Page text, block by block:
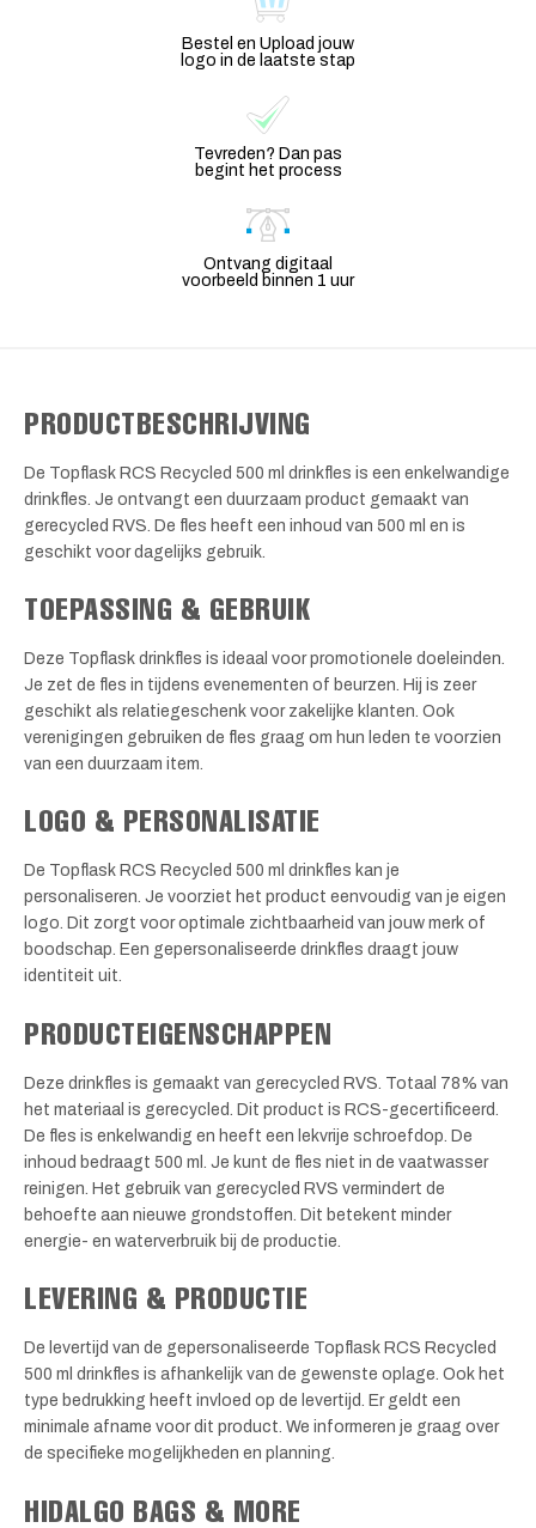
Bestel en Upload jouw
logo in de laatste stap
Tevreden? Dan pas
begint het process
Ontvang digitaal
voorbeeld binnen 1 uur
PRODUCTBESCHRIJVING
De Topflask RCS Recycled 500 ml drinkfles is een enkelwandige
drinkfles. Je ontvangt een duurzaam product gemaakt van
gerecycled RVS. De fles heeft een inhoud van 500 ml en is
geschikt voor dagelijks gebruik.
TOEPASSING & GEBRUIK
Deze Topflask drinkfles is ideaal voor promotionele doeleinden.
Je zet de fles in tijdens evenementen of beurzen. Hij is zeer
geschikt als relatiegeschenk voor zakelijke klanten. Ook
verenigingen gebruiken de fles graag om hun leden te voorzien
van een duurzaam item.
LOGO & PERSONALISATIE
De Topflask RCS Recycled 500 ml drinkfles kan je
personaliseren. Je voorziet het product eenvoudig van je eigen
logo. Dit zorgt voor optimale zichtbaarheid van jouw merk of
boodschap. Een gepersonaliseerde drinkfles draagt jouw
identiteit uit.
PRODUCTEIGENSCHAPPEN
Deze drinkfles is gemaakt van gerecycled RVS. Totaal 78% van
het materiaal is gerecycled. Dit product is RCS-gecertificeerd.
De fles is enkelwandig en heeft een lekvrije schroefdop. De
inhoud bedraagt 500 ml. Je kunt de fles niet in de vaatwasser
reinigen. Het gebruik van gerecycled RVS vermindert de
behoefte aan nieuwe grondstoffen. Dit betekent minder
energie- en waterverbruik bij de productie.
LEVERING & PRODUCTIE
De levertijd van de gepersonaliseerde Topflask RCS Recycled
500 ml drinkfles is afhankelijk van de gewenste oplage. Ook het
type bedrukking heeft invloed op de levertijd. Er geldt een
minimale afname voor dit product. We informeren je graag over
de specifieke mogelijkheden en planning.
HIDALGO BAGS & MORE